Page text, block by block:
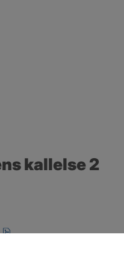
kallelse 2
pdf, 8.2 MB.